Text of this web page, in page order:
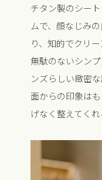
チタン製のシー
ムで、顔なじみ
り、知的でクリ
無駄のないシン
ンズらしい緻密
面からの印象は
げなく整えてくれ